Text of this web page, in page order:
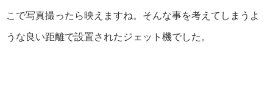
こで写真撮ったら映えますね。そんな事を考えてしまうよ
うな良い距離で設置されたジェット機でした。